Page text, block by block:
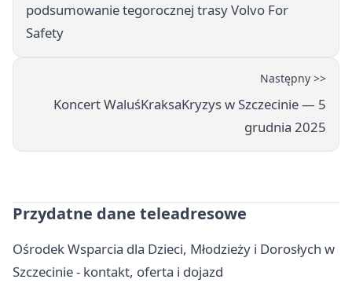
podsumowanie tegorocznej trasy Volvo For
Safety
Następny >>
Koncert WaluśKraksaKryzys w Szczecinie — 5
grudnia 2025
Przydatne dane teleadresowe
Ośrodek Wsparcia dla Dzieci, Młodzieży i Dorosłych w
Szczecinie - kontakt, oferta i dojazd